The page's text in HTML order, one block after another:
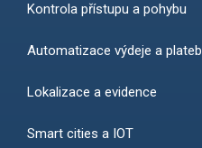
Kontrola přístupu a pohybu
Automatizace výdeje a plateb
Lokalizace a evidence
Smart cities a IOT